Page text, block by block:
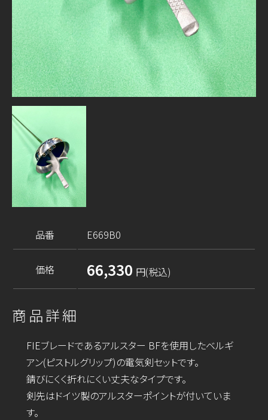
品番 E669B0
価格 66,330 円(税込)
商品詳細
FIEブレードであるアルスター BFを使用したベルギ
アン(ピストルグリップ)の電気剣セットです。
錆びにくく折れにくい丈夫なタイプです。
剣先はドイツ製のアルスターポイントが付いていま
す。